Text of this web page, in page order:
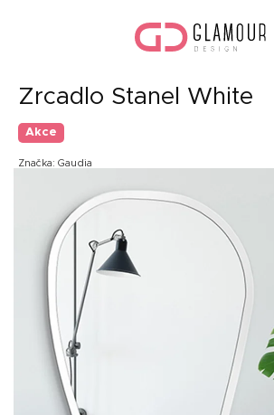
Zrcadlo Stanel White
Akce
Značka: Gaudia